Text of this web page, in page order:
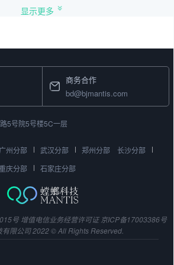
显示更多
商务合作
bd@bjmantis.com
5号院5号楼5C一层
广州分部 武汉分部 郑州分部
长沙分部
庆分部 石家庄分部
号 增值电信业务经营许可证 京ICP备17003386号
有限公司 2022 © All Rights Reserved.